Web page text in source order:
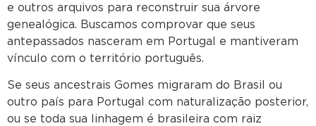
e outros arquivos para reconstruir sua árvore
genealógica. Buscamos comprovar que seus
antepassados nasceram em Portugal e mantiveram
vínculo com o território português.
Se seus ancestrais Gomes migraram do Brasil ou
outro país para Portugal com naturalização posterior,
ou se toda sua linhagem é brasileira com raiz